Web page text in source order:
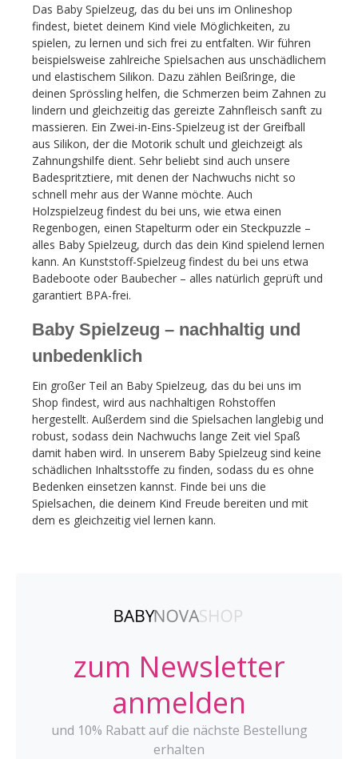
Das Baby Spielzeug, das du bei uns im Onlineshop
findest, bietet deinem Kind viele Möglichkeiten, zu
spielen, zu lernen und sich frei zu entfalten. Wir führen
beispielsweise zahlreiche Spielsachen aus unschädlichem
und elastischem Silikon. Dazu zählen Beißringe, die
deinen Sprössling helfen, die Schmerzen beim Zahnen zu
lindern und gleichzeitig das gereizte Zahnfleisch sanft zu
massieren. Ein Zwei-in-Eins-Spielzeug ist der Greifball
aus Silikon, der die Motorik schult und gleichzeigt als
Zahnungshilfe dient. Sehr beliebt sind auch unsere
Badespritztiere, mit denen der Nachwuchs nicht so
schnell mehr aus der Wanne möchte. Auch
Holzspielzeug findest du bei uns, wie etwa einen
Regenbogen, einen Stapelturm oder ein Steckpuzzle –
alles Baby Spielzeug, durch das dein Kind spielend lernen
kann. An Kunststoff-Spielzeug findest du bei uns etwa
Badeboote oder Baubecher – alles natürlich geprüft und
garantiert BPA-frei.
Baby Spielzeug – nachhaltig und
unbedenklich
Ein großer Teil an Baby Spielzeug, das du bei uns im
Shop findest, wird aus nachhaltigen Rohstoffen
hergestellt. Außerdem sind die Spielsachen langlebig und
robust, sodass dein Nachwuchs lange Zeit viel Spaß
damit haben wird. In unserem Baby Spielzeug sind keine
schädlichen Inhaltsstoffe zu finden, sodass du es ohne
Bedenken einsetzen kannst. Finde bei uns die
Spielsachen, die deinem Kind Freude bereiten und mit
dem es gleichzeitig viel lernen kann.
zum Newsletter
anmelden
und 10% Rabatt auf die nächste Bestellung
erhalten